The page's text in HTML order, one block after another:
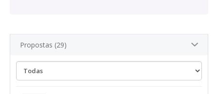
Propostas (29)